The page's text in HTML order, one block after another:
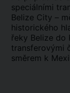
speciálními
Belize City –
historického
řeky Belize do
transferovými
směrem k